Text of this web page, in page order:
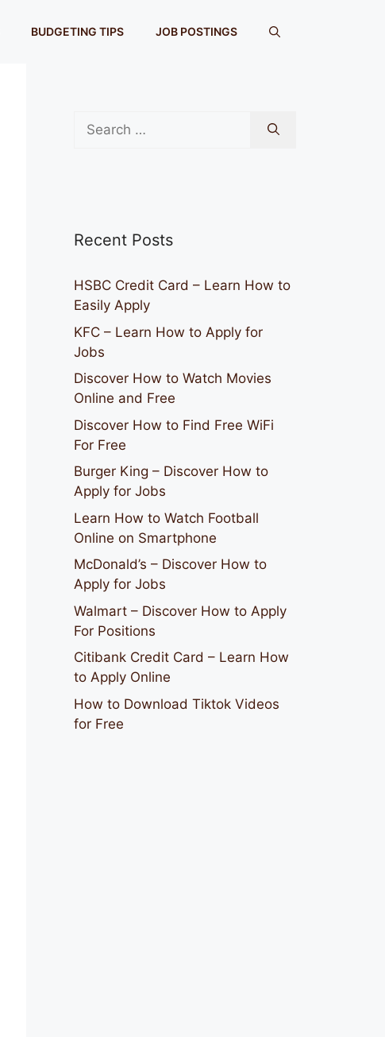
BUDGETING TIPS JOB POSTINGS
Search
for:
Recent Posts
HSBC Credit Card – Learn How to
Easily Apply
KFC – Learn How to Apply for
Jobs
Discover How to Watch Movies
Online and Free
Discover How to Find Free WiFi
For Free
Burger King – Discover How to
Apply for Jobs
Learn How to Watch Football
Online on Smartphone
McDonald’s – Discover How to
Apply for Jobs
Walmart – Discover How to Apply
For Positions
Citibank Credit Card – Learn How
to Apply Online
How to Download Tiktok Videos
for Free